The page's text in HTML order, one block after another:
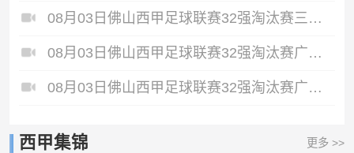
08月03日佛山西甲足球联赛32强淘汰赛三水乐民兴健力宝VS中国澳门澳科精英全场录像
08月03日佛山西甲足球联赛32强淘汰赛广州求信VS顺德新青年全场录像
08月03日佛山西甲足球联赛32强淘汰赛广州蜀地红VS广州戴拿模全场录像
西甲集锦 更多 >>